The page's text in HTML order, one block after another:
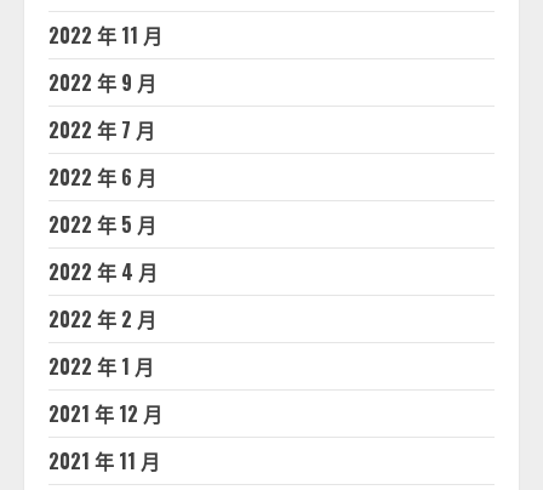
2022 年 11 月
2022 年 9 月
2022 年 7 月
2022 年 6 月
2022 年 5 月
2022 年 4 月
2022 年 2 月
2022 年 1 月
2021 年 12 月
2021 年 11 月